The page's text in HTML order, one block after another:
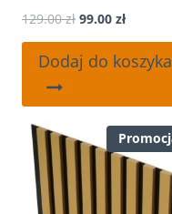
129.00zł Pierwotna
wynosiła:
129.00 zł.
99.00 złAktualna
wynosi:
99.00 zł.
Dodaj do koszyka